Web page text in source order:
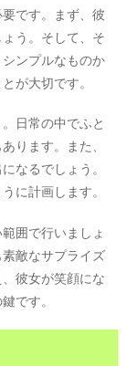
です。まず、彼
う。そして、そ
ンプルなものか
が大切です。
日常の中でふと
ります。また、
なるでしょう。
に計画します。
囲で行いましょ
敵なサプライズ
彼女が笑顔にな
です。